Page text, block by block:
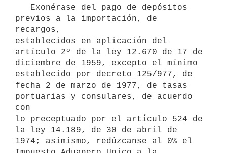
previos a la importación, de
recargos,
establecidos en aplicación del
artículo 2º de la ley 12.670 de 17 de
diciembre de 1959, excepto el mínimo
establecido por decreto 125/977, de
fecha 2 de marzo de 1977, de tasas
portuarias y consulares, de acuerdo
con
lo preceptuado por el artículo 524 de
la ley 14.189, de 30 de abril de
1974; asimismo, redúzcanse al 0% el